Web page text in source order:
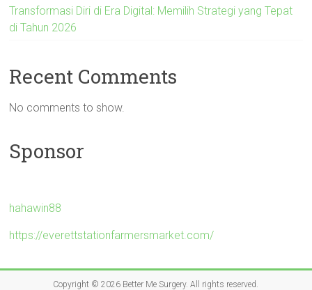
Transformasi Diri di Era Digital: Memilih Strategi yang Tepat
di Tahun 2026
Recent Comments
No comments to show.
Sponsor
hahawin88
https://everettstationfarmersmarket.com/
Copyright © 2026 Better Me Surgery. All rights reserved.